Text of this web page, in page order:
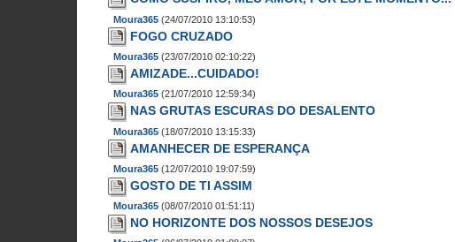
Moura365 (24/07/2010 13:10:53)
FOGO CRUZADO
Moura365 (23/07/2010 02:10:22)
AMIZADE...CUIDADO!
Moura365 (21/07/2010 12:59:34)
NAS GRUTAS ESCURAS DO DESALENTO
Moura365 (18/07/2010 13:15:33)
AMANHECER DE ESPERANÇA
Moura365 (12/07/2010 19:07:59)
GOSTO DE TI ASSIM
Moura365 (08/07/2010 01:51:11)
NO HORIZONTE DOS NOSSOS DESEJOS